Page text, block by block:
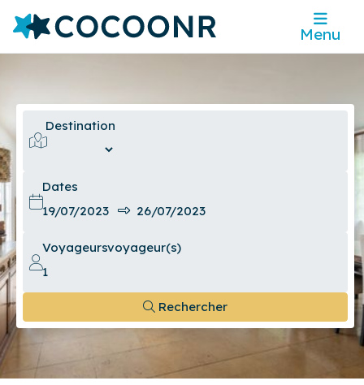
Menu
Destination
Dates
Voyageursvoyageur(s)
Rechercher